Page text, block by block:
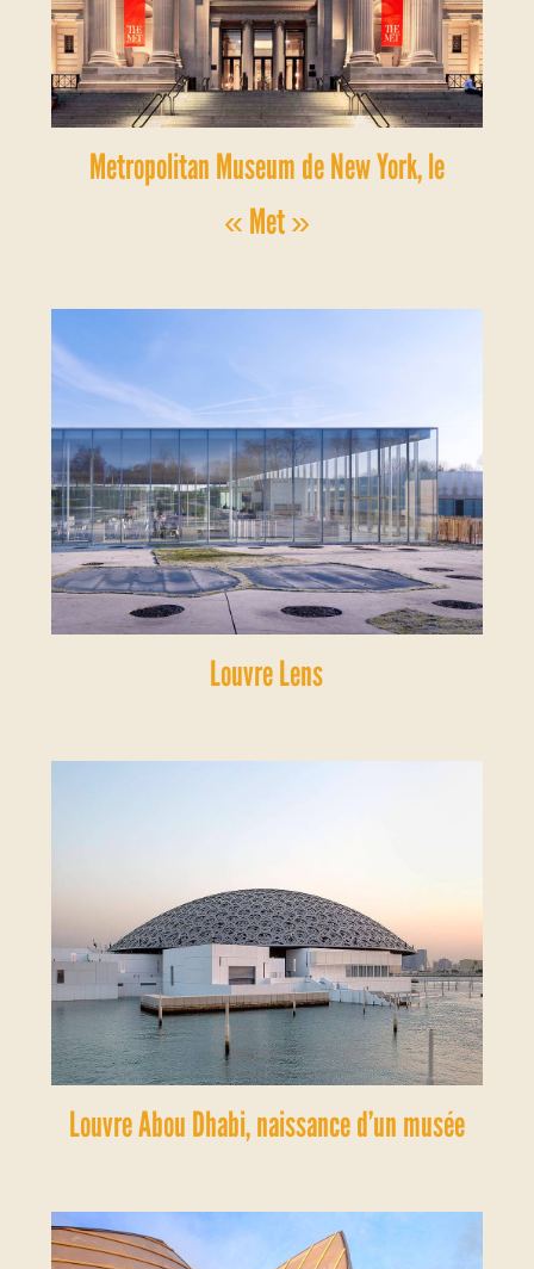
Metropolitan Museum de New York, le
« Met »
Louvre Lens
Louvre Abou Dhabi, naissance d’un musée